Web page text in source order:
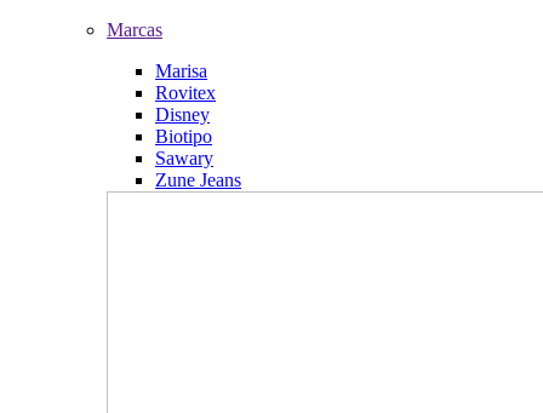
Marcas
Marisa
Rovitex
Disney
Biotipo
Sawary
Zune Jeans